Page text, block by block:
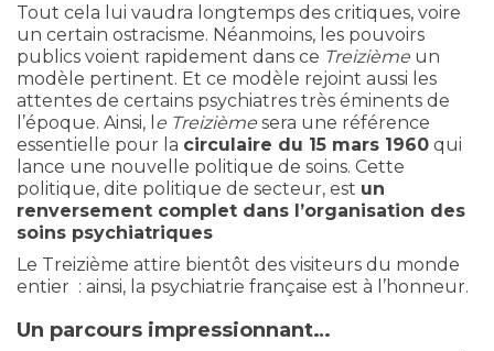
Tout cela lui vaudra longtemps des critiques, voire
un certain ostracisme. Néanmoins, les pouvoirs
publics voient rapidement dans ce Treizième un
modèle pertinent. Et ce modèle rejoint aussi les
attentes de certains psychiatres très éminents de
l’époque. Ainsi, l e Treizième sera une référence
essentielle pour la circulaire du 15 mars 1960 qui
lance une nouvelle politique de soins. Cette
politique, dite politique de secteur, est un
renversement complet dans l’organisation des
soins psychiatriques
Le Treizième attire bientôt des visiteurs du monde
entier : ainsi, la psychiatrie française est à l’honneur.
Un parcours impressionnant…